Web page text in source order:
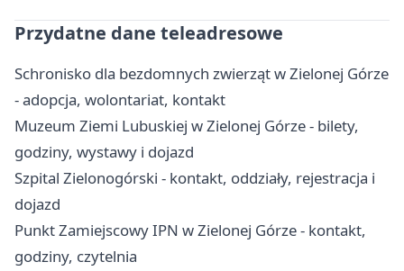
Przydatne dane teleadresowe
Schronisko dla bezdomnych zwierząt w Zielonej Górze
- adopcja, wolontariat, kontakt
Muzeum Ziemi Lubuskiej w Zielonej Górze - bilety,
godziny, wystawy i dojazd
Szpital Zielonogórski - kontakt, oddziały, rejestracja i
dojazd
Punkt Zamiejscowy IPN w Zielonej Górze - kontakt,
godziny, czytelnia